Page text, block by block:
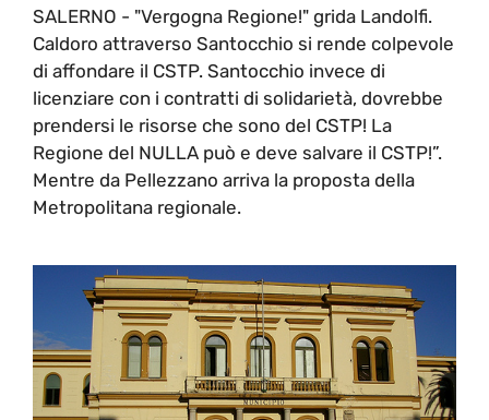
SALERNO - "Vergogna Regione!" grida Landolfi.
Caldoro attraverso Santocchio si rende colpevole
di affondare il CSTP. Santocchio invece di
licenziare con i contratti di solidarietà, dovrebbe
prendersi le risorse che sono del CSTP! La
Regione del NULLA può e deve salvare il CSTP!”.
Mentre da Pellezzano arriva la proposta della
Metropolitana regionale.